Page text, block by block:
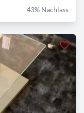
43% Nachlass